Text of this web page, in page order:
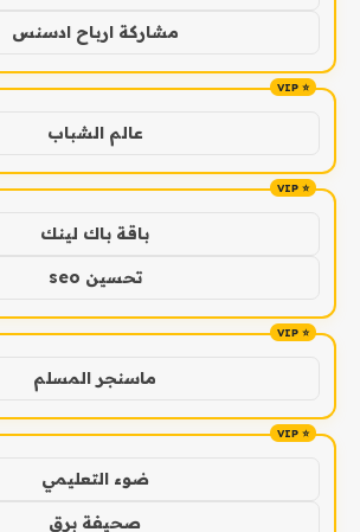
مشاركة ارباح ادسنس
عالم الشباب
باقة باك لينك
تحسين seo
ماسنجر المسلم
ضوء التعليمي
صحيفة برق